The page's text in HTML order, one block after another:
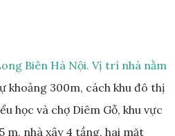
Biên Hà Nội. Vị trí nhà nằm
khoảng 300m, cách khu đô thị
học và chợ Diêm Gỗ, khu vực
m, nhà xây 4 tầng, hai mặt